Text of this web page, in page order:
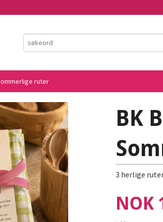
ruter
BK
3 herlige
Pris
NOK